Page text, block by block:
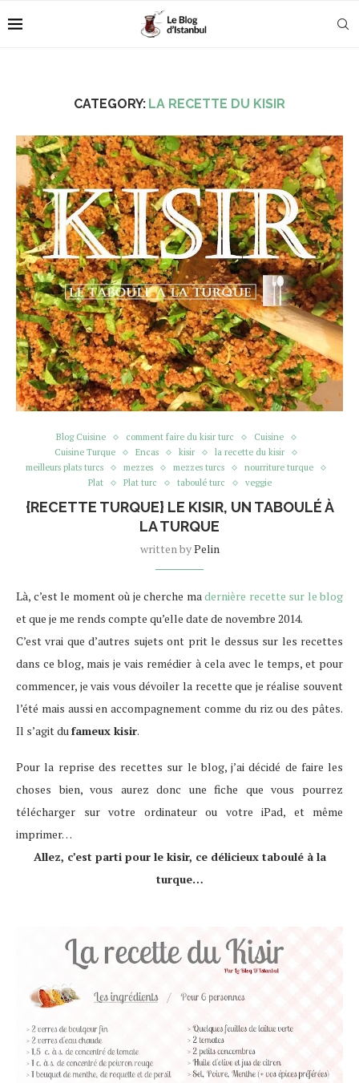
CATEGORY: LA RECETTE DU KISIR
Blog Cuisine comment faire du kisir turc
Cuisine
Cuisine Turque
Encas kisir
la recette du kisir
meilleurs plats turcs
mezzes mezzes turcs
nourriture turque
Plat
Plat turc taboulé turc veggie
{RECETTE TURQUE} LE KISIR, UN TABOULÉ À
LA TURQUE
written byPelin
Là, c’est le moment où je cherche madernière recette sur le blog
et que je me rends compte qu’elle date de novembre 2014.
C’est vrai que d’autres sujets ont prit le dessus sur les recettes
dans ce blog, mais je vais remédier à cela avec le temps, et pour
commencer, je vais vous dévoiler la recette que je réalise souvent
l’été mais aussi en accompagnement comme du riz ou des pâtes.
Il s’agit dufameux kisir.
Pour la reprise des recettes sur le blog, j’ai décidé de faire les
choses bien, vous aurez donc une fiche que vous pourrez
télécharger sur votre ordinateur ou votre iPad, et même
imprimer…
Allez, c’est parti pour le kisir, ce délicieux taboulé à la
turque…